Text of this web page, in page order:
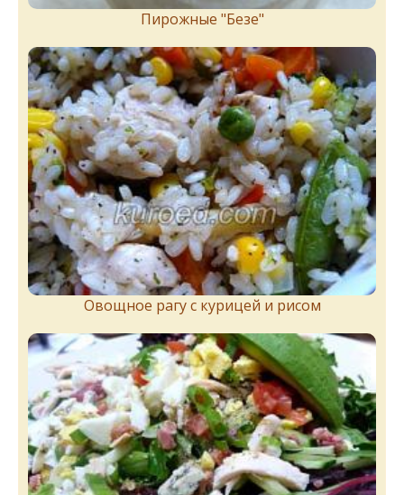
Пирожныe "Бeзe"
Овощное рагу с курицей и рисом